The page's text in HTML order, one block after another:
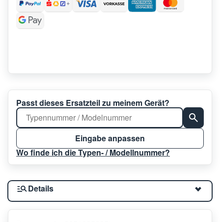
Passt dieses Ersatzteil zu meinem Gerät?
Eingabe anpassen
Wo finde ich die Typen- / Modellnummer?
Details